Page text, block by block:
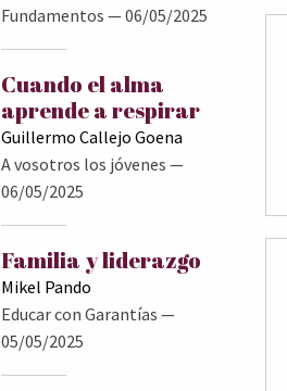
Fundamentos — 06/05/2025
Cuando el alma
aprende a respirar
Guillermo Callejo Goena
A vosotros los jóvenes —
06/05/2025
Familia y liderazgo
Mikel Pando
Educar con Garantías —
05/05/2025